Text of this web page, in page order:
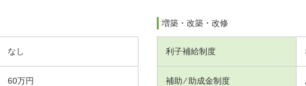
なし
60万円
増築・改築・改修
利子補給制度
補助 ⁄ 助成金制度